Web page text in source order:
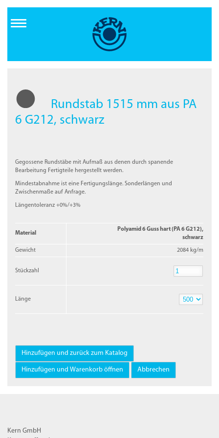
Inhalt
Rundstab 1515 mm aus PA
6 G212, schwarz
Gegossene Rundstäbe mit Aufmaß aus denen durch spanende
Bearbeitung Fertigteile hergestellt werden.
Mindestabnahme ist eine Fertigungslänge. Sonderlängen und
Zwischenmaße auf Anfrage.
Längentoleranz +0%/+3%
Material
Polyamid 6 Guss hart (PA 6 G212),
schwarz
Gewicht 2084 kg/m
Stückzahl
Länge
Kern GmbH